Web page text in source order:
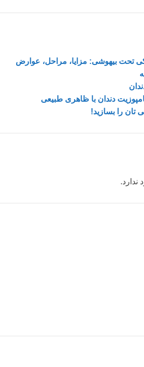
تحت بیهوشی: مزایا، مراحل، عوارض
دندان با ظاهری طبیعی
تان را بسازید!
ندارد.